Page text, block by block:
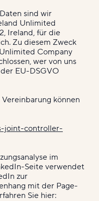
sind wir
Unlimited
Ireland, für die
Zu diesem Zweck
Company
wer von uns
EU-DSGVO
können
joint-controller-
im
Seite verwendet
zur
mit der Page-
Sie hier: